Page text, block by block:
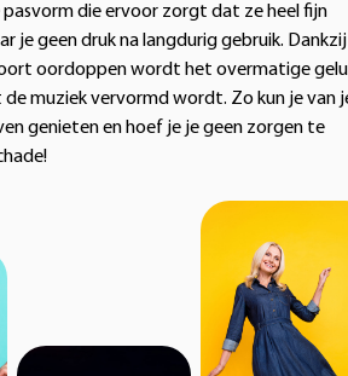
die ervoor zorgt dat ze heel fijn
je geen druk na langdurig gebruik. Dankzij
oordoppen wordt het overmatige
muziek vervormd wordt. Zo kun je van
genieten en hoef je je geen zorgen te